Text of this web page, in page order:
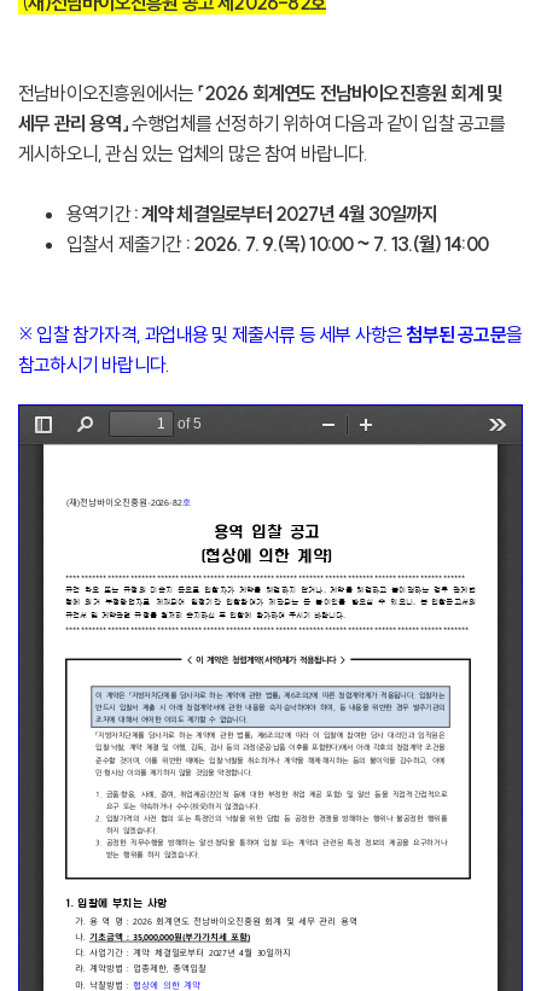
전남바이오진흥원에서는 「2026 회계연도 전남바이오진흥원 회계 및
세무 관리 용역」수행업체를 선정하기 위하여 다음과 같이 입찰 공고를
게시하오니, 관심 있는 업체의 많은 참여 바랍니다.
용역기간: 계약 체결일로부터 2027년 4월 30일까지
입찰서 제출기간: 2026. 7. 9.(목) 10:00 ~ 7. 13.(월) 14:00
※ 입찰 참가자격, 과업내용 및 제출서류 등 세부 사항은첨부된 공고문을
참고하시기 바랍니다.